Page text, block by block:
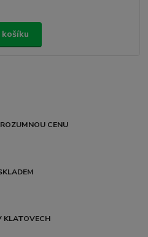
CENU
KLATOVECH